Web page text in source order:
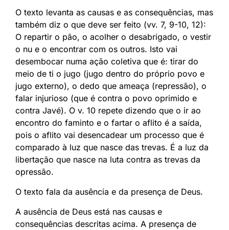
O texto levanta as causas e as consequências, mas
também diz o que deve ser feito (vv. 7, 9-10, 12):
O repartir o pão, o acolher o desabrigado, o vestir
o nu e o encontrar com os outros. Isto vai
desembocar numa ação coletiva que é: tirar do
meio de ti o jugo (jugo dentro do próprio povo e
jugo externo), o dedo que ameaça (repressão), o
falar injurioso (que é contra o povo oprimido e
contra Javé). O v. 10 repete dizendo que o ir ao
encontro do faminto e o fartar o aflito é a saída,
pois o aflito vai desencadear um processo que é
comparado à luz que nasce das trevas. É a luz da
libertação que nasce na luta contra as trevas da
opressão.
O texto fala da ausência e da presença de Deus.
A ausência de Deus está nas causas e
consequências descritas acima. A presença de